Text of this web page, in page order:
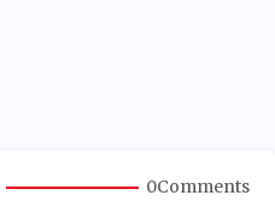
0Comments